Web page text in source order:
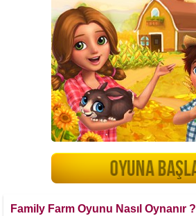
Family Farm Oyunu Nasıl Oynanır ?